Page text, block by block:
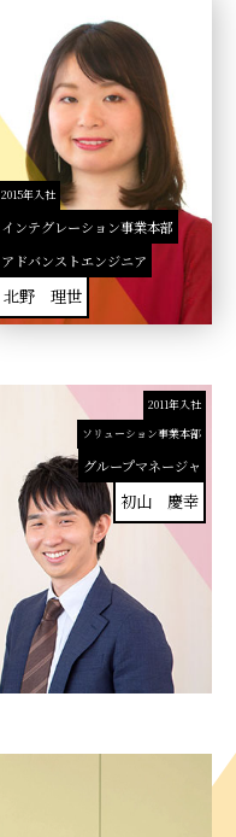
2015年入社
インテグレーション事業本部
アドバンストエンジニア
北野 理世
2011年入社
ソリューション事業本部
グループマネージャ
初山 慶幸